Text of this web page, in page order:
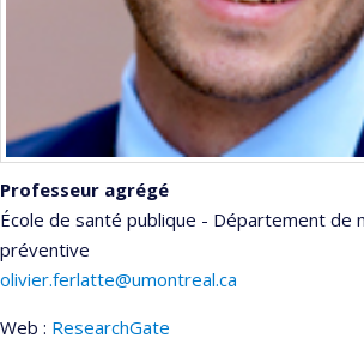
Professeur agrégé
École de santé publique - Département de
préventive
olivier.ferlatte@umontreal.ca
Web : ResearchGate